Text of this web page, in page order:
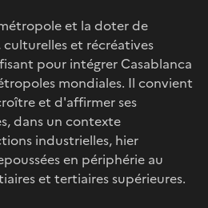
et la doter de
et récréatives
pour intégrer Casablanca
mondiales. Il convient
et d'affirmer ses
dans un contexte
industrielles, hier
en périphérie au
et tertiaires supérieures.